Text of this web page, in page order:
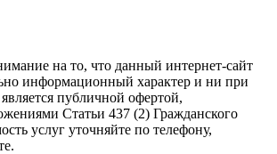
на то, что данный интернет-сайт
информационный характер и ни при
публичной офертой,
Статьи 437 (2) Гражданского
услуг уточняйте по телефону,